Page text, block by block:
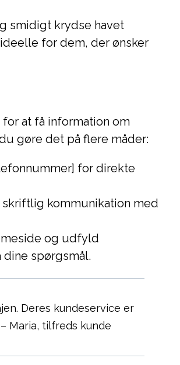
smidigt krydse havet
for dem, der ønsker
at få information om
gøre det på flere måder:
for direkte
kommunikation med
og udfyld
spørgsmål.
Deres kundeservice er
Maria, tilfreds kunde